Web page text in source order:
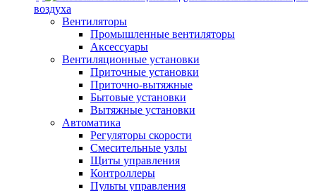
воздуха
Вентиляторы
Промышленные вентиляторы
Аксессуары
Вентиляционные установки
Приточные установки
Приточно-вытяжные
Бытовые установки
Вытяжные установки
Автоматика
Регуляторы скорости
Смесительные узлы
Щиты управления
Контроллеры
Пульты управления